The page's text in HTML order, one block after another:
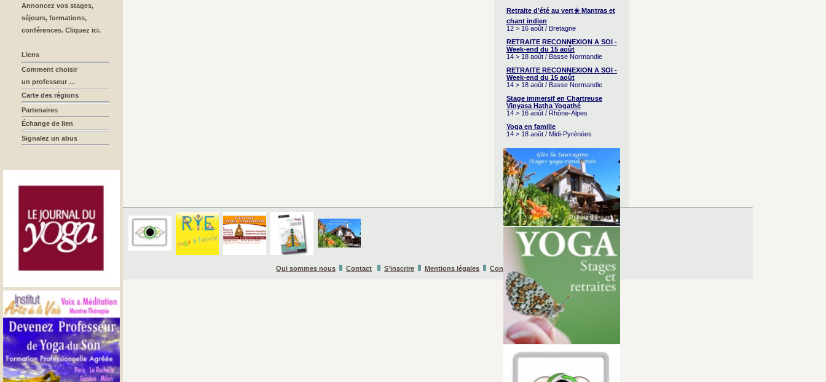
Annoncez vos stages,
séjours, formations,
conférences. Cliquez ici.
Liens
Comment choisir
un professeur …
Carte des régions
Partenaires
Échange de lien
Signalez un abus
Retraite d’été au vert☀️ Mantras et
chant indien
12 > 16 août / Bretagne
RETRAITE RECONNEXION A SOI -
Week-end du 15 août
14 > 18 août / Basse Normandie
RETRAITE RECONNEXION A SOI -
Week-end du 15 août
14 > 18 août / Basse Normandie
Stage immersif en Chartreuse
Vinyasa Hatha Yogathé
14 > 16 août / Rhône-Alpes
Yoga en famille
14 > 18 août / Midi-Pyrénées
Qui sommes nous Contact S’inscrire Mentions légales Conditions Générales d’Utilisation